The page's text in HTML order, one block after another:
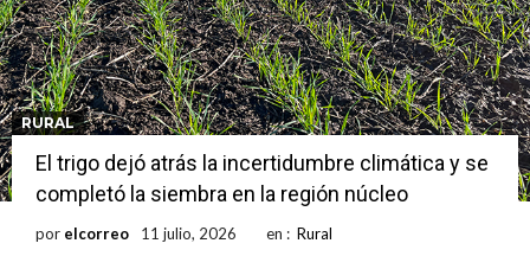
RURAL
El trigo dejó atrás la incertidumbre climática y se
completó la siembra en la región núcleo
por elcorreo 11 julio, 2026 en : Rural